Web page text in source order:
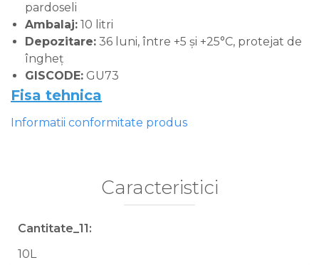
pardoseli
Ambalaj: 10 litri
Depozitare: 36 luni, între +5 și +25°C, protejat de
îngheț
GISCODE: GU73
Fisa tehnica
Informatii conformitate produs
Caracteristici
Cantitate_11:
10L